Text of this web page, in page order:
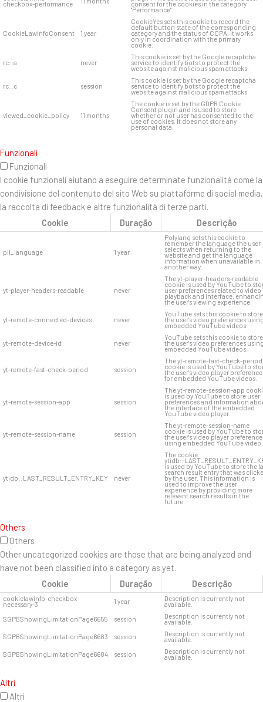
checkbox-performance consent for the cookies in the category
"Performance".
CookieLawInfoConsent 1 year
CookieYes sets this cookie to record the
default button state of the corresponding
category and the status of CCPA. It works
only in coordination with the primary
cookie.
rc::a never
This cookie is set by the Google recaptcha
service to identify bots to protect the
website against malicious spam attacks.
rc::c session
This cookie is set by the Google recaptcha
service to identify bots to protect the
website against malicious spam attacks.
viewed_cookie_policy 11 months
The cookie is set by the GDPR Cookie
Consent plugin and is used to store
whether or not user has consented to the
use of cookies. It does not store any
personal data.
Funzionali
Funzionali
I cookie funzionali aiutano a eseguire determinate funzionalità come la
condivisione del contenuto del sito Web su piattaforme di social media,
la raccolta di feedback e altre funzionalità di terze parti.
Cookie
Duração Descrição
pll_language 1 year
Polylang sets this cookie to
remember the language the user
selects when returning to the
website and get the language
information when unavailable in
another way.
yt-player-headers-readable never
The yt-player-headers-readable
cookie is used by YouTube to
user preferences related to video
playback and interface,
the user's viewing experience.
yt-remote-connected-devices never
YouTube sets this cookie to store
the user's video preferences
embedded YouTube videos.
yt-remote-device-id never
YouTube sets this cookie to store
the user's video preferences
embedded YouTube videos.
yt-remote-fast-check-period session
The yt-remote-fast-check-period
cookie is used by YouTube to
the user's video player
for embedded YouTube videos.
yt-remote-session-app session
The yt-remote-session-app
is used by YouTube to store user
preferences and information
the interface of the embedded
YouTube video player.
yt-remote-session-name session
The yt-remote-session-name
cookie is used by YouTube to
the user's video player
using embedded YouTube video.
ytidb::LAST_RESULT_ENTRY_KEY never
The cookie
is used by YouTube to store the
search result entry that was
by the user. This information is
used to improve the user
experience by providing more
relevant search results in the
future.
Others
Others
Other uncategorized cookies are those that are being analyzed and
have not been classified into a category as yet.
Cookie
Duração Descrição
cookielawinfo-checkbox-
necessary-3 1 year Description is currently not
available.
SGPBShowingLimitationPage6655
session Description is currently not
available.
SGPBShowingLimitationPage6683
session Description is currently not
available.
SGPBShowingLimitationPage6684
session Description is currently not
available.
Altri
Altri